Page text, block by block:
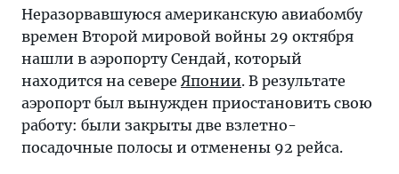
Неразорвавшуюся американскую авиабомбу
времен Второй мировой войны 29 октября
нашли в аэропорту Сендай, который
находится на севере Японии. В результате
аэропорт был вынужден приостановить свою
работу: были закрыты две взлетно-
посадочные полосы и отменены 92 рейса.